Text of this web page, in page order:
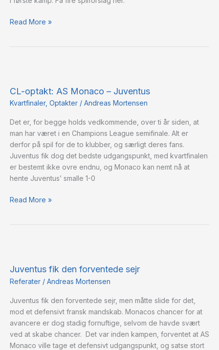
kamp
Read More »
CL-optakt: AS Monaco – Juventus
Kvartfinaler, Optakter / Andreas Mortensen
Det er, for begge holds vedkommende, over ti år siden, at
man har været i en Champions League semifinale. Alt er
derfor på spil for de to klubber, og særligt deres fans.
Juventus fik dog det bedste udgangspunkt, med kvartfinalen
er bestemt ikke ovre endnu, og Monaco kan nemt nå at
hente Juventus’ smalle 1-0
AS
Monaco
Juventus
Read More »
Juventus fik den forventede sejr
Referater / Andreas Mortensen
Juventus fik den forventede sejr, men måtte slide for det,
mod et defensivt fransk mandskab. Monacos chancer for at
avancere er dog stadig fornuftige, selvom de havde svært
ved at skabe chancer. Det var inden kampen, forventet at AS
Monaco ville tage et defensivt udgangspunkt, og satse stort
den
forventede